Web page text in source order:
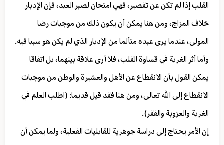
القلب إذا لم تكن عن تقصير، فهي امتحان لصبر العبد، فإن الإدبار
خلاف المزاج، ومن هنا يمكن أن يكون ذلك من موجبات رضا
المولى، عندما يرى عبده متألما من الإدبار الذي لم يكن هو سببا فيه.
وأما أثر الغربة في قساوة القلب، فلا أرى علاقة بينهما، بل اتفاقا
يمكن القول بأن الانقطاع عن الأهل والعشيرة والوطن من موجبات
الانقطاع إلى الله تعالى، ومن هنا فقد قيل قديما: (اطلب العلم في
الغربة والعزوبة والفقر).
إن الأمر يحتاج إلى دراسة جوهرية للقابليات الفعلية، ولما يمكن أن